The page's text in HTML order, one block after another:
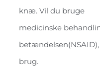
knæ. Vil du bruge
medicinske
brug.